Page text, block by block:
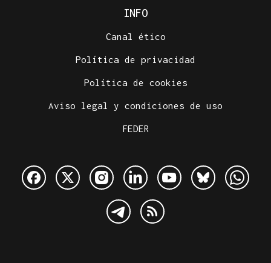
INFO
Canal ético
Política de privacidad
Política de cookies
Aviso legal y condiciones de uso
FEDER